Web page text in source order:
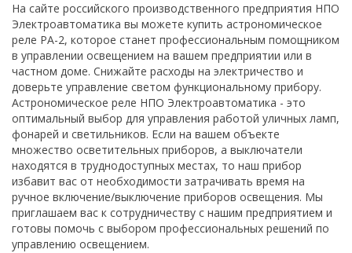
На сайте российского производственного предприятия НПО
Электроавтоматика вы можете купить астрономическое
реле РА-2, которое станет профессиональным помощником
в управлении освещением на вашем предприятии или в
частном доме. Снижайте расходы на электричество и
доверьте управление светом функциональному прибору.
Астрономическое реле НПО Электроавтоматика - это
оптимальный выбор для управления работой уличных ламп,
фонарей и светильников. Если на вашем объекте
множество осветительных приборов, а выключатели
находятся в труднодоступных местах, то наш прибор
избавит вас от необходимости затрачивать время на
ручное включение/выключение приборов освещения. Мы
приглашаем вас к сотрудничеству с нашим предприятием и
готовы помочь с выбором профессиональных решений по
управлению освещением.